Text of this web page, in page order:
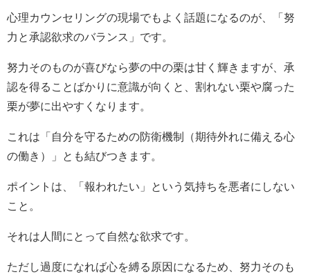
心理カウンセリングの現場でもよく話題になるのが、「努
力と承認欲求のバランス」です。
努力そのものが喜びなら夢の中の栗は甘く輝きますが、承
認を得ることばかりに意識が向くと、割れない栗や腐った
栗が夢に出やすくなります。
これは「自分を守るための防衛機制（期待外れに備える心
の働き）」とも結びつきます。
ポイントは、「報われたい」という気持ちを悪者にしない
こと。
それは人間にとって自然な欲求です。
ただし過度になれば心を縛る原因になるため、努力そのも